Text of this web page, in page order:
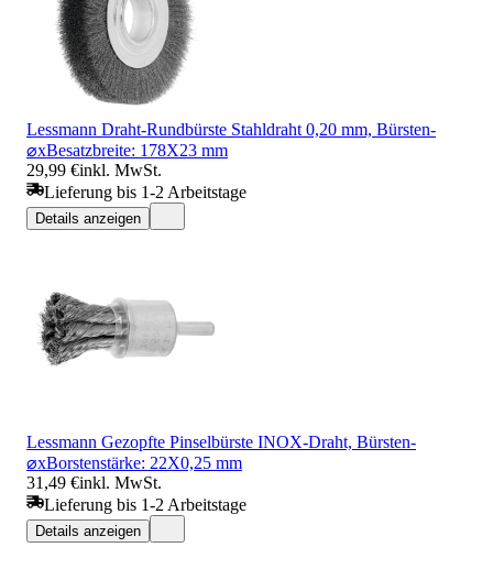
Lessmann Draht-Rundbürste Stahldraht 0,20 mm, Bürsten-
⌀xBesatzbreite: 178X23 mm
29,99 €inkl. MwSt.
Lieferung bis 1-2 Arbeitstage
Details anzeigen
Lessmann Gezopfte Pinselbürste INOX-Draht, Bürsten-
⌀xBorstenstärke: 22X0,25 mm
31,49 €inkl. MwSt.
Lieferung bis 1-2 Arbeitstage
Details anzeigen